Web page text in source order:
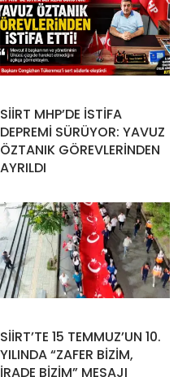
SİİRT MHP’DE İSTİFA
DEPREMİ SÜRÜYOR: YAVUZ
ÖZTANIK GÖREVLERİNDEN
AYRILDI
SİİRT’TE 15 TEMMUZ’UN 10.
YILINDA “ZAFER BİZİM,
İRADE BİZİM” MESAJI